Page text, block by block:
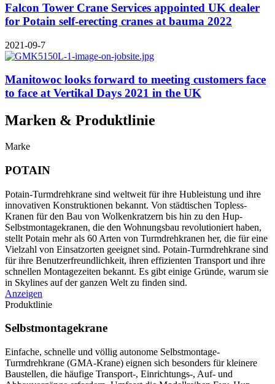
Falcon Tower Crane Services appointed UK dealer
for Potain self-erecting cranes at bauma 2022
2021-09-7
Manitowoc looks forward to meeting customers face
to face at Vertikal Days 2021 in the UK
Marken & Produktlinie
Marke
POTAIN
Potain-Turmdrehkrane sind weltweit für ihre Hubleistung und ihre
innovativen Konstruktionen bekannt. Von städtischen Topless-
Kranen für den Bau von Wolkenkratzern bis hin zu den Hup-
Selbstmontagekranen, die den Wohnungsbau revolutioniert haben,
stellt Potain mehr als 60 Arten von Turmdrehkranen her, die für eine
Vielzahl von Einsatzorten geeignet sind. Potain-Turmdrehkrane sind
für ihre Benutzerfreundlichkeit, ihren effizienten Transport und ihre
schnellen Montagezeiten bekannt. Es gibt einige Gründe, warum sie
in Skylines auf der ganzen Welt zu finden sind.
Anzeigen
Produktlinie
Selbstmontagekrane
Einfache, schnelle und völlig autonome Selbstmontage-
Turmdrehkrane (GMA-Krane) eignen sich besonders für kleinere
Baustellen, die häufige Transport-, Einrichtungs-, Auf- und